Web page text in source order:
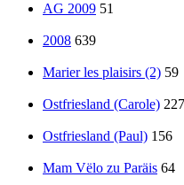
AG 2009 51
2008 639
Marier les plaisirs (2) 59
Ostfriesland (Carole) 227
Ostfriesland (Paul) 156
Mam Vëlo zu Paräis 64